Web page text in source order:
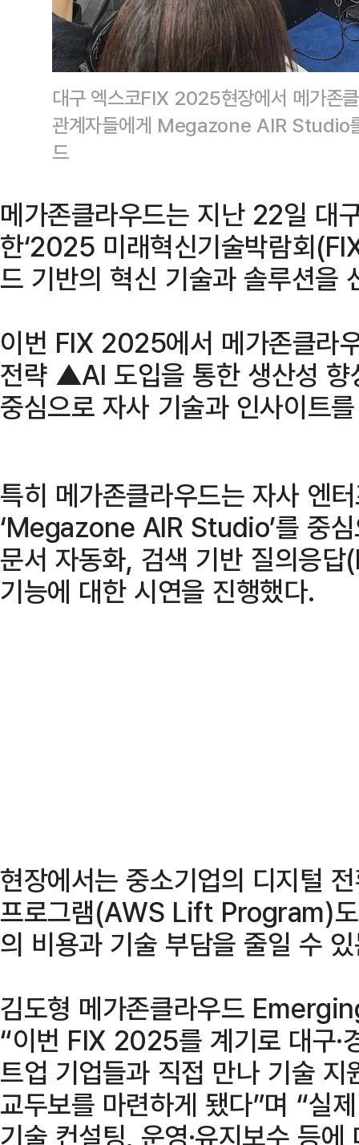
대구 엑스코FIX 2025현장에서 메가존
관계자들에게 Megazone AIR Studio
드
메가존클라우드는 지난 22일 대
한‘2025 미래혁신기술박람회
드 기반의 혁신 기술과 솔루션을
이번 FIX 2025에서 메가존클라
전략 ▲AI 도입을 통한 생산성 향
중심으로 자사 기술과 인사이트
특히 메가존클라우드는 자사 엔
‘Megazone AIR Studio’를 중
문서 자동화, 검색 기반 질의응
기능에 대한 시연을 진행했다.
현장에서는 중소기업의 디지털
프로그램(AWS Lift Program)
의 비용과 기술 부담을 줄일 수
김도형 메가존클라우드
“이번 FIX 2025를 계기로 대구·
트업 기업들과 직접 만나 기술
교두보를 마련하게 됐다”며 “실
기술 컨설팅, 운영·유지보수 등